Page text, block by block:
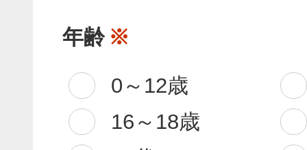
年齢 ※
0～12歳
16～18歳